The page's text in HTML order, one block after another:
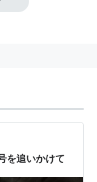
魚沼田中駅−越後
を追いかけて